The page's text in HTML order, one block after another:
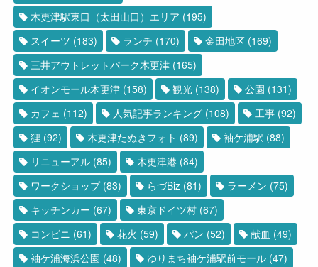
木更津駅東口（太田山口）エリア (195)
スイーツ (183) ランチ (170) 金田地区 (169)
三井アウトレットパーク木更津 (165)
イオンモール木更津 (158) 観光 (138) 公園 (131)
カフェ (112) 人気記事ランキング (108) 工事 (92)
狸 (92) 木更津たぬきフォト (89) 袖ケ浦駅 (88)
リニューアル (85) 木更津港 (84)
ワークショップ(83) らづBiz (81) ラーメン (75)
キッチンカー (67) 東京ドイツ村 (67)
コンビニ (61) 花火 (59) パン (52) 献血 (49)
袖ケ浦海浜公園 (48) ゆりまち袖ケ浦駅前モール (47)